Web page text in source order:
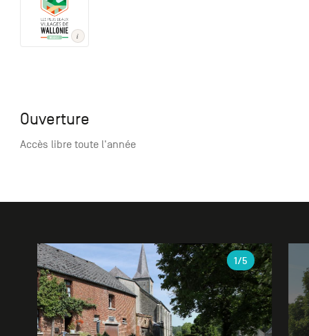
Ouverture
Accès libre toute l'année
Galerie
1/5